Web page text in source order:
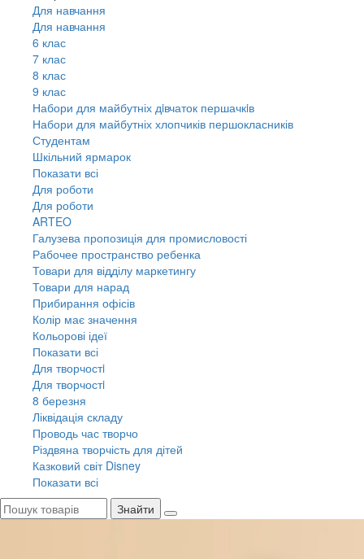
Для навчання
Для навчання
6 клас
7 клас
8 клас
9 клас
Набори для майбутніх дiвчаток першачкiв
Набори для майбутніх хлопчиків першокласників
Студентам
Шкільний ярмарок
Показати всі
Для роботи
Для роботи
ARTEO
Галузева пропозиція для промисловості
Рабочее пространство ребенка
Товари для відділу маркетингу
Товари для нарад
Прибирання офісів
Колір має значення
Кольорові ідеї
Показати всі
Для творчостi
Для творчостi
8 березня
Ліквідація складу
Проводь час творчо
Різдвяна творчість для дітей
Казковий світ Disney
Показати всі
Знайти